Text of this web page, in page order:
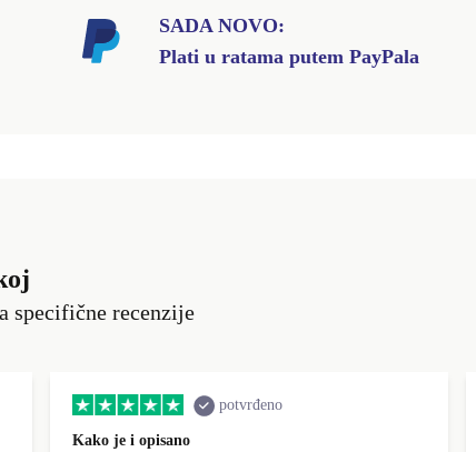
SADA NOVO:
Plati u ratama putem PayPala
specifične recenzije
potvrđeno
Kako je i opisano